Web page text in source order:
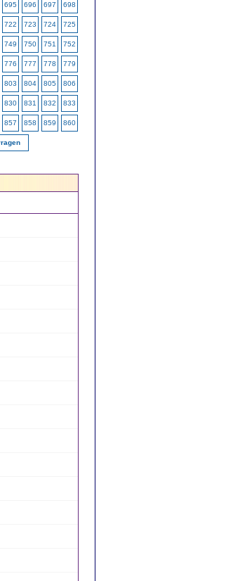
695 696 697 698
722 723 724 725
749 750 751 752
776 777 778 779
803 804 805 806
830 831 832 833
857 858 859 860